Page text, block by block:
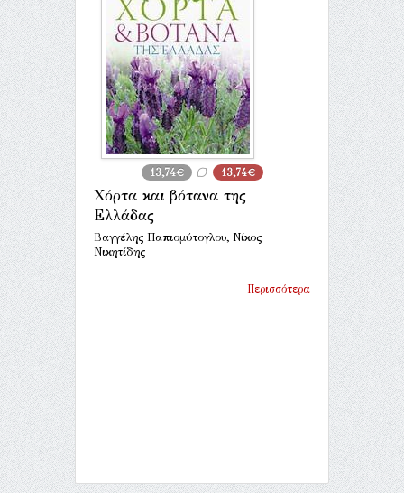
13,74€ 13,74€
Χόρτα και βότανα της
Ελλάδας
Βαγγέλης Παπιομύτογλου, Νίκος
Νικητίδης
Περισσότερα